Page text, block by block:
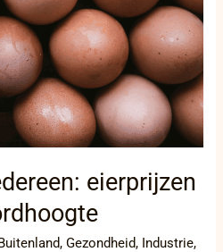
eierprijzen
Buitenland,Gezondheid, Industrie,